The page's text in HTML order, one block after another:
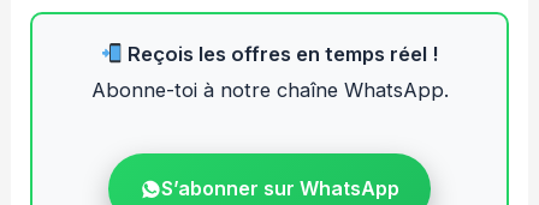
Reçois les offres en temps réel !
Abonne-toi à notre chaîne WhatsApp.
S’abonner sur WhatsApp